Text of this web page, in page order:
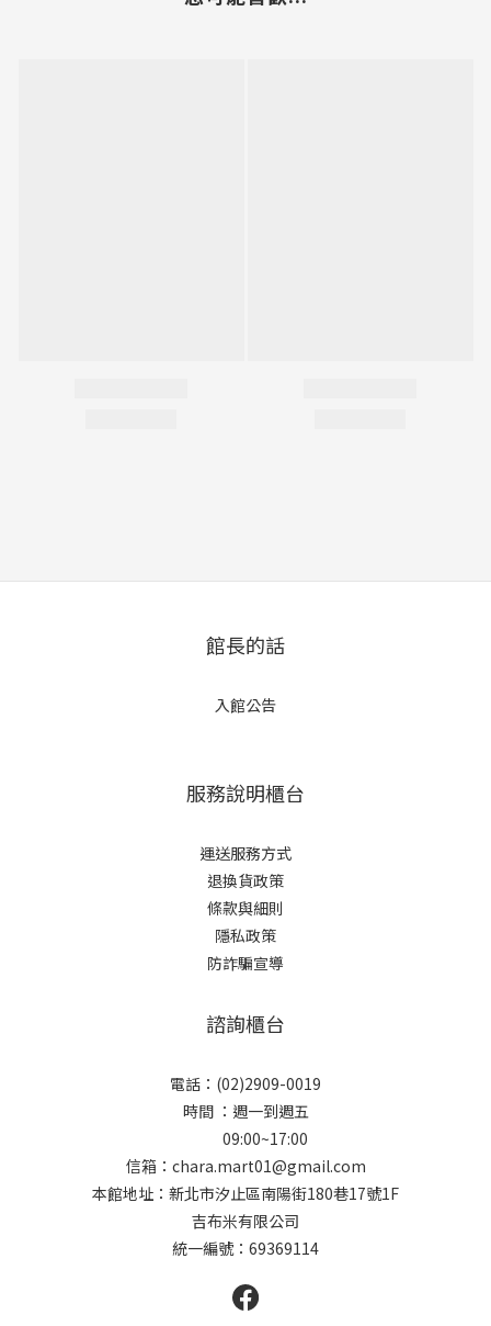
館長的話
入館公告
服務說明櫃台
運送服務方式
退換貨政策
條款與細則
隱私政策
防詐騙宣導
諮詢櫃台
電話：(02)2909-0019
時間 ：週一到週五
09:00~17:00
信箱：chara.mart01@gmail.com
本館地址：新北市汐止區南陽街180巷17號1F
吉布米有限公司
統一編號：69369114